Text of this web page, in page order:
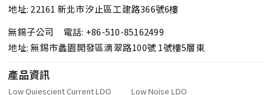
地址: 22161 新北市汐止區工建路366號6樓
無錫子公司 電話: +86-510-85162499
地址: 無錫市蠡園開發區滴翠路100號 1號樓5層東
產品資訊
Low Quiescient Current LDO
Low Noise LDO